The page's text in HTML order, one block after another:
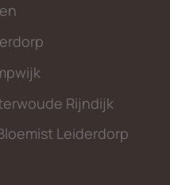
Rijndijk
Leiderdorp